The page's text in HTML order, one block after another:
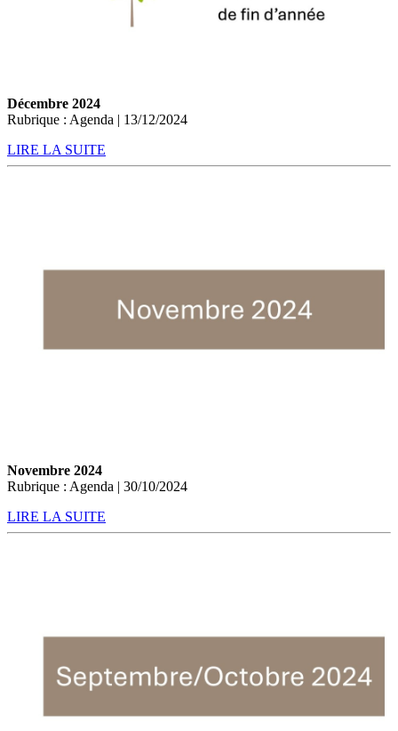
Décembre 2024
Rubrique : Agenda | 13/12/2024
LIRE LA SUITE
Novembre 2024
Rubrique : Agenda | 30/10/2024
LIRE LA SUITE